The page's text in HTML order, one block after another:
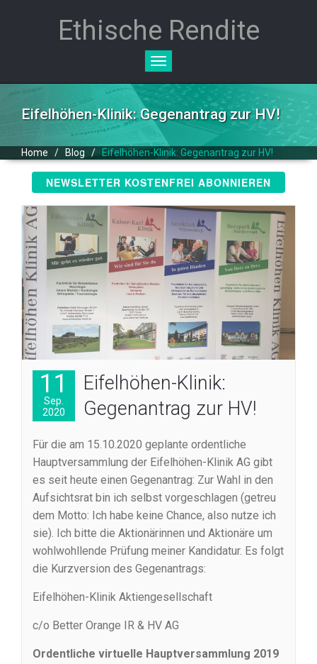
Ethische Rendite
Toggle
Eifelhöhen-Klinik: Gegenantrag zur HV!
Home / Blog / Eifelhöhen-Klinik: Gegenantrag zur HV!
NEWSLETTER KOSTENFREI ABONNIEREN
11
Sep.
2020
Eifelhöhen-Klinik:
Gegenantrag zur HV!
Für die am 15.10.2020 geplante ordentliche
Hauptversammlung der Eifelhöhen-Klinik AG gibt
es seit heute einen Gegenantrag: Zur Wahl in den
Aufsichtsrat bin ich selbst vorgeschlagen (getreu
dem Motto: Ich habe keine Chance, also nutze ich
sie). Ich bitte die Aktionärinnen und Aktionäre um
wohlwohllende Prüfung meiner Kandidatur. Es folgt
die Kurzversion des Gegenantrags:
Eifelhöhen-Klinik Aktiengesellschaft
c/o Better Orange IR & HV AG
Ordentliche virtuelle Hauptversammlung 2019